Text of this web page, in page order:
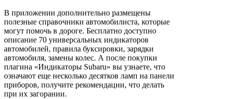
В приложении дополнительно размещены
полезные справочники автомобилиста, которые
могут помочь в дороге. Бесплатно доступно
описание 70 универсальных индикаторов
автомобилей, правила буксировки, зарядки
автомобиля, замены колес. А после покупки
плагина «Индикаторы Subaru» вы узнаете, что
означают еще несколько десятков ламп на панели
приборов, получите рекомендации, что делать
при их загорании.